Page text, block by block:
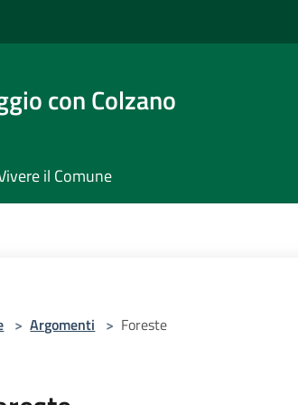
con Colzano
il Comune
> Argomenti > Foreste